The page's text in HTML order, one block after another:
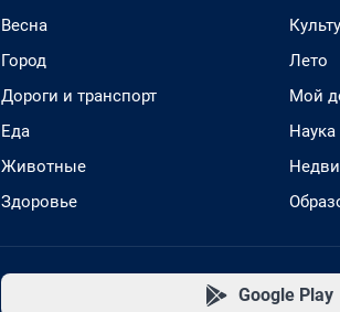
Весна
Город
Дороги и транспорт
Еда
Животные
Здоровье
Лето
Мой
Наука
Google Play